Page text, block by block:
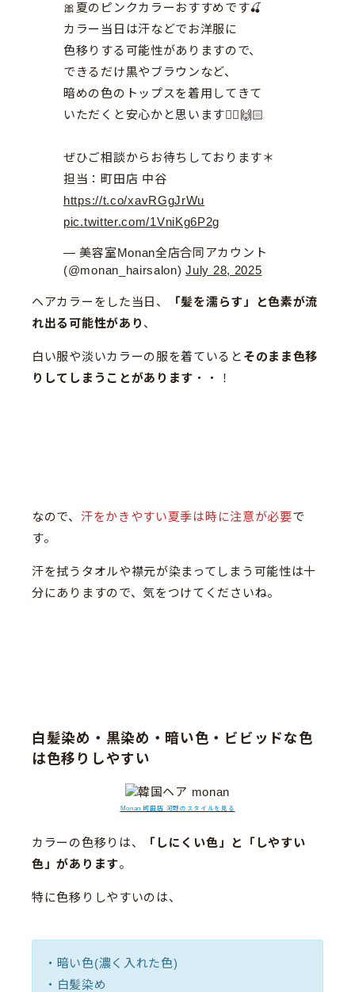
🎀夏のピンクカラーおすすめです🍒
カラー当日は汗などでお洋服に
色移りする可能性がありますので、
できるだけ黒やブラウンなど、
暗めの色のトップスを着用してきて
いただくと安心かと思います🙇‍♀️🙌🏻
ぜひご相談からお待ちしております＊
担当：町田店 中谷
https://t.co/xavRGgJrWu
pic.twitter.com/1VniKg6P2g
— 美容室Monan全店合同アカウント
(@monan_hairsalon)July 28, 2025
ヘアカラーをした当日、
「髪を濡らす」と色素が流
れ出る可能性があり 、
白い服や淡いカラーの服を着ていると そのまま色移
りしてしまうことがあります ・・！
なので、 汗をかきやすい夏季は時に注意が必要で
す。
汗を拭うタオルや襟元が染まってしまう可能性は十
分にありますので、気をつけてくださいね。
白髪染め・黒染め・暗い色・ビビッドな色
は色移りしやすい
Monan 町田店 河野のスタイルを見る
カラーの色移りは、
「しにくい色」と「しやすい
色」があります。
特に色移りしやすいのは、
・暗い色(濃く入れた色)
・白髪染め